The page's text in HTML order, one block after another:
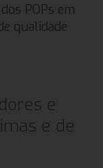
POPs em
qualidade
e
e de